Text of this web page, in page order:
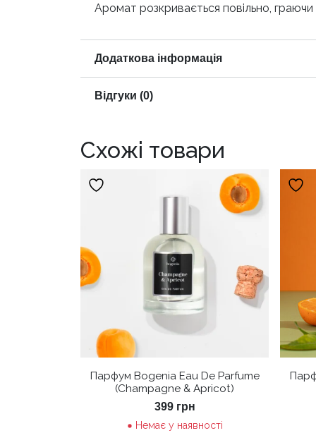
Аромат розкривається повільно,
Додаткова інформація
Відгуки (0)
Схожі товари
Парфум Bogenia Eau De Parfume
(Champagne & Apricot)
399 грн
Немає у наявності